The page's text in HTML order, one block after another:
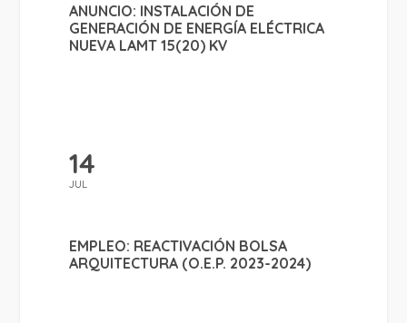
ANUNCIO: INSTALACIÓN DE
GENERACIÓN DE ENERGÍA ELÉCTRICA
NUEVA LAMT 15(20) KV
14
JUL
EMPLEO: REACTIVACIÓN BOLSA
ARQUITECTURA (O.E.P. 2023-2024)